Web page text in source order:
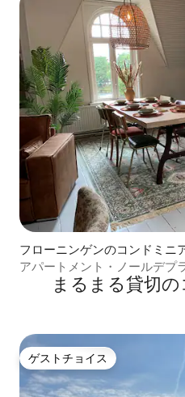
フローニンゲンのコンドミニ
アパートメント・ノールデプ
まるまる貸切
ゲストチョイス
ゲストチョイス